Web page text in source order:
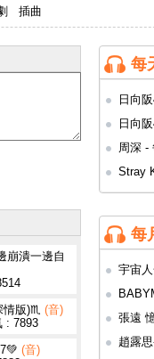
插曲
崩潰一邊自
版)♏ (音)
: 7893
(音)
每
日向
日向
周深 -
Stray
每
宇宙
婚禮』
張遠
趙露